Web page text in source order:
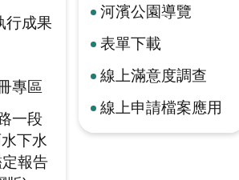
行成果
專區
一段
下水
報告
河濱公園導覽
表單下載
線上滿意度調查
線上申請檔案應用